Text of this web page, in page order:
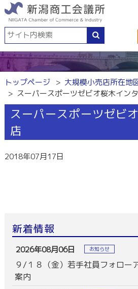
トップページ 大規模小売店所在地
スーパースポーツゼビオ桜木イン
スーパースポーツゼビ
店
2018年07月17日
新着情報
2026年08月06日 お知らせ
９/１８（金）若手社員フォロー
案内